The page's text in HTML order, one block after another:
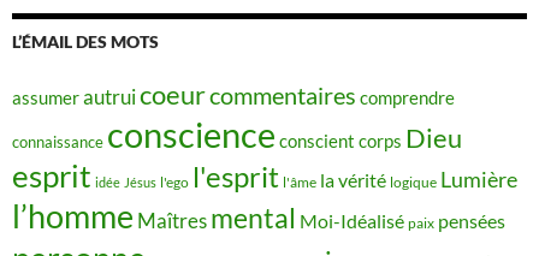
L’ÉMAIL DES MOTS
assumerautruicoeurcommentaires comprendre
connaissance conscience conscient corps Dieu
esprit idée Jésus l'ego l'esprit l'âme la vérité logique Lumière
l’homme Maîtres mental Moi-Idéalisé paix pensées